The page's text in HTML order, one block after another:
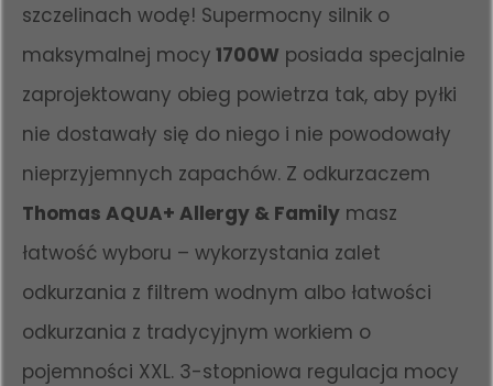
szczelinach wodę! Supermocny silnik o
maksymalnej mocy 1700W posiada specjalnie
zaprojektowany obieg powietrza tak, aby pyłki
nie dostawały się do niego i nie powodowały
nieprzyjemnych zapachów. Z odkurzaczem
Thomas AQUA+ Allergy & Family masz
łatwość wyboru – wykorzystania zalet
odkurzania z filtrem wodnym albo łatwości
odkurzania z tradycyjnym workiem o
pojemności XXL. 3-stopniowa regulacja mocy